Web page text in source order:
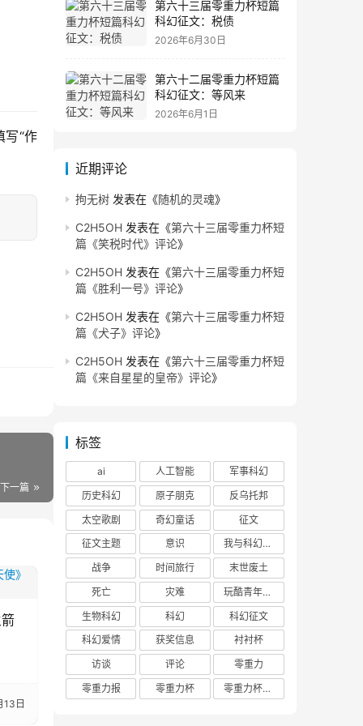
写“作
下一篇
13日
第六十三届零重力杯短篇
科幻征文：税债
2026年6月30日
第六十二届零重力杯短篇
科幻征文：等风来
2026年6月1日
近期评论
拘无树 发表在《随机的灵魂》
C2H5OH 发表在《第六十三届零重力杯短
篇《笑税时代》评论》
C2H5OH 发表在《第六十三届零重力杯短
篇《胜利一号》评论》
C2H5OH 发表在《第六十三届零重力杯短
篇《犬子》评论》
C2H5OH 发表在《第六十三届零重力杯短
篇《来自星星的皇帝》评论》
标签
ai 人工智能
军事科幻
历史科幻
原子朋克
反乌托邦
太空歌剧
奇幻童话
征文
征文主题
意识
我与科幻的回忆
战争
时间旅行
末世废土
死亡
灾难
玩酷青年零重力联合征文
生物科幻
科幻
科幻征文
科幻爱情
获奖信息
衬衬杯
访谈
评论
零重力
零重力报
零重力杯 零重力杯评论